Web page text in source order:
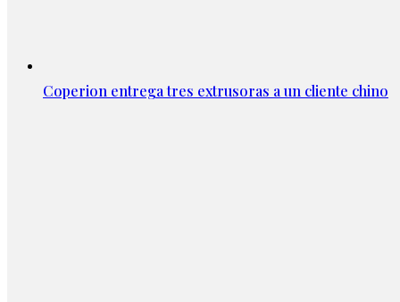
Coperion entrega tres extrusoras a un cliente chino